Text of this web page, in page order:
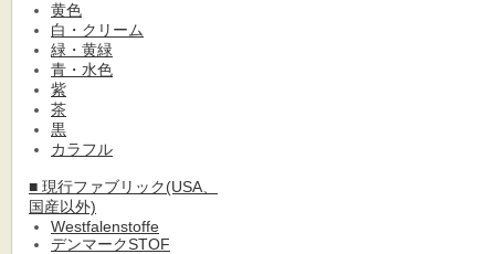
黄色
白・クリーム
緑・黄緑
青・水色
紫
茶
黒
カラフル
■ 現行ファブリック(USA、
国産以外)
Westfalenstoffe
デンマークSTOF